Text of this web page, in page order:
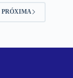
PRÓXIMA